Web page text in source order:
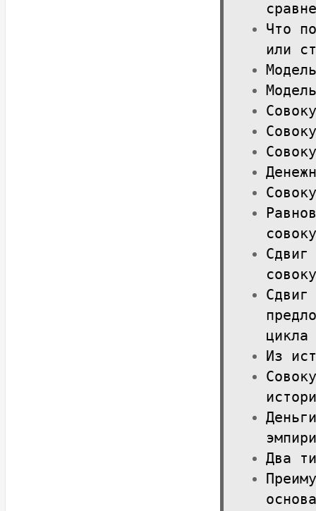
Что
или
Сдвиг
Сдвиг
цикла
Из
Два